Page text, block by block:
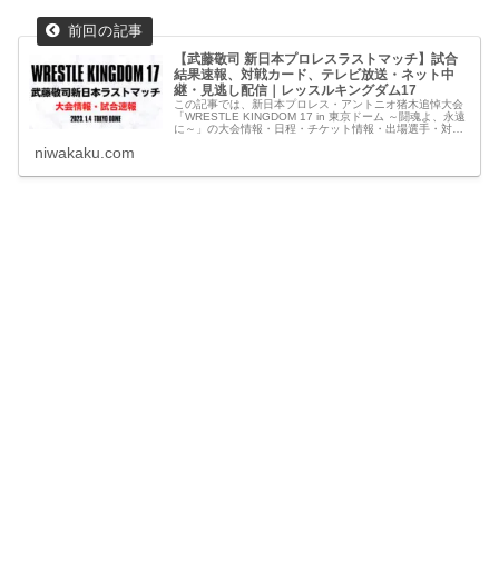
【武藤敬司 新日本プロレスラストマッチ】試合
結果速報、対戦カード、テレビ放送・ネット中
継・見逃し配信｜レッスルキングダム17
この記事では、新日本プロレス・アントニオ猪木追悼大会
「WRESTLE KINGDOM 17 in 東京ドーム ～闘魂よ、永遠
に～」の大会情報・日程・チケット情報・出場選手・対戦
niwakaku.com